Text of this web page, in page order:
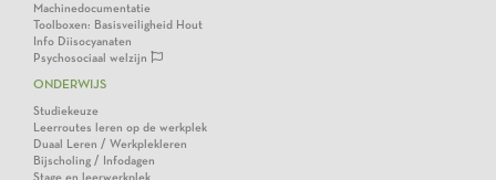
Machinedocumentatie
Toolboxen: Basisveiligheid Hout
Info Diisocyanaten
Psychosociaal welzijn
ONDERWIJS
Studiekeuze
Leerroutes leren op de werkplek
Duaal Leren / Werkplekleren
Bijscholing / Infodagen